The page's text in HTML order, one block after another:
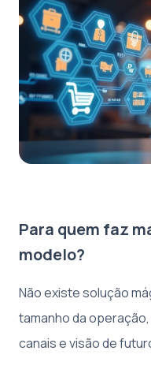
Para quem faz
modelo?
Não existe solução
tamanho da
canais e visão de